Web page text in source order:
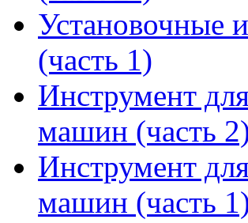
Установочные
(часть 1)
Инструмент
машин (часть
Инструмент
машин (часть